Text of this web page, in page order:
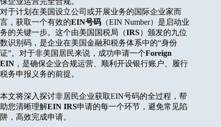
对于计划在美国设立公司或开展业务的国际企业家而
言，获取一个有效的EIN号码 （EIN Number）是启动业
务的关键一步。这个由美国国税局（IRS）颁发的九位
数识别码，是企业在美国金融和税务体系中的“身份
证”。对于非美国居民来说，成功申请一个Foreign
EIN ，是确保企业合规运营、顺利开设银行账户、履行
税务申报义务的前提。
本文将深入探讨非居民企业获取EIN号码的全过程，帮
助您清晰理解EIN IRS申请的每一个环节，避免常见陷
阱，高效完成申请。